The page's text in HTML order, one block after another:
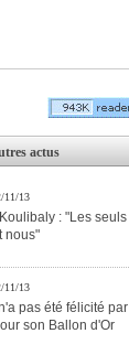
actus
11/13
: "Les seuls
nous"
11/13
pas été félicité par
son Ballon d'Or